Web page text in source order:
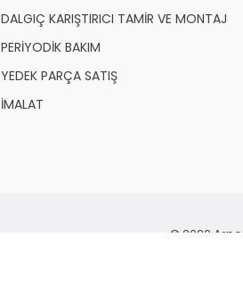
DALGIÇ KARIŞTIRICI TAMİR VE MONTAJ
PERİYODİK BAKIM
YEDEK PARÇA SATIŞ
İMALAT
© 2022